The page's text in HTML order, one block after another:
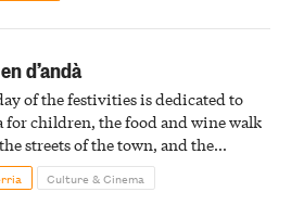
d’andà
of the festivities is dedicated to
for children, the food and wine walk
streets of the town, and the
finaleCulture & Cinema